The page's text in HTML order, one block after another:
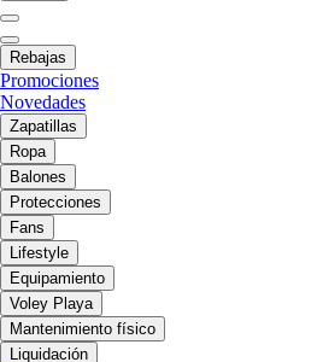
Rebajas
Promociones
Novedades
Zapatillas
Ropa
Balones
Protecciones
Fans
Lifestyle
Equipamiento
Voley Playa
Mantenimiento físico
Liquidación